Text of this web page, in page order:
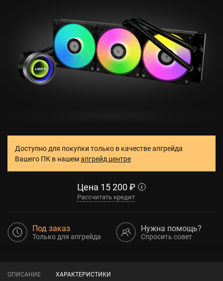
Доступно для покупки только в качестве апгрейда
Вашего ПК в нашемапгрейд центре
Цена 15 200 ₽
Рассчитать кредит
Под заказ
Только для апгрейда
Нужна помощь?
Спросить совет
ОПИСАНИЕ ХАРАКТЕРИСТИКИ